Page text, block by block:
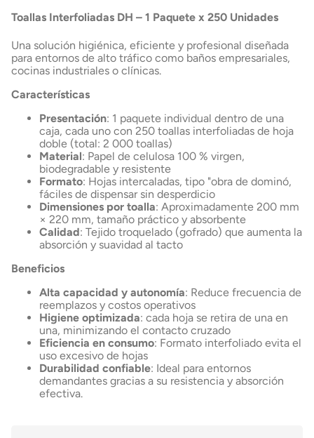
Toallas Interfoliadas DH – 1 Paquete x 250 Unidades
Una solución higiénica, eficiente y profesional diseñada
para entornos de alto tráfico como baños empresariales,
cocinas industriales o clínicas.
Características
Presentación: 1 paquete individual dentro de una
caja, cada uno con 250 toallas interfoliadas de hoja
doble (total: 2 000 toallas)
Material: Papel de celulosa 100 % virgen,
biodegradable y resistente
Formato: Hojas intercaladas, tipo "obra de dominó,
fáciles de dispensar sin desperdicio
Dimensiones por toalla: Aproximadamente 200 mm
× 220 mm, tamaño práctico y absorbente
Calidad: Tejido troquelado (gofrado) que aumenta la
absorción y suavidad al tacto
Beneficios
Alta capacidad y autonomía: Reduce frecuencia de
reemplazos y costos operativos
Higiene optimizada: cada hoja se retira de una en
una, minimizando el contacto cruzado
Eficiencia en consumo: Formato interfoliado evita el
uso excesivo de hojas
Durabilidad confiable: Ideal para entornos
demandantes gracias a su resistencia y absorción
efectiva.